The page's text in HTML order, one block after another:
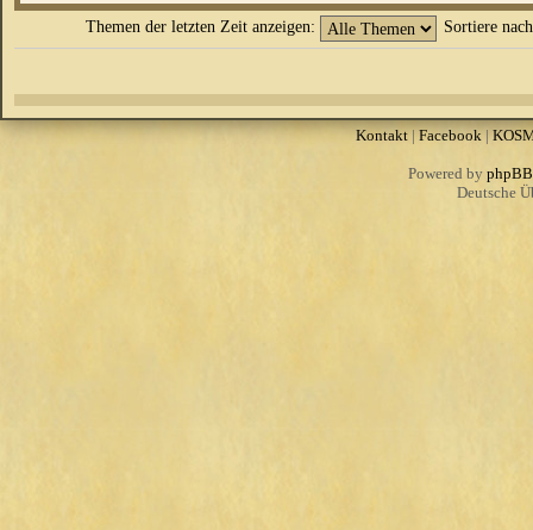
Themen der letzten Zeit anzeigen: Sortiere
Kontakt| Facebook|
Powered by phpBB
Deutsche